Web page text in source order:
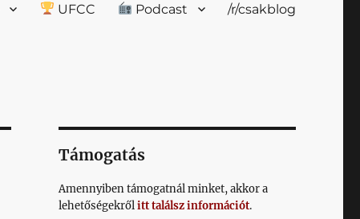
UFCC Podcast /r/csakblog
Támogatás
Amennyiben támogatnál minket, akkor a
lehetőségekrőlitt találsz információt.